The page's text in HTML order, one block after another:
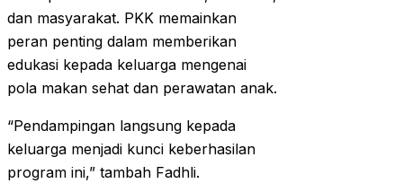
dan masyarakat. PKK memainkan
peran penting dalam memberikan
edukasi kepada keluarga mengenai
pola makan sehat dan perawatan anak.
“Pendampingan langsung kepada
keluarga menjadi kunci keberhasilan
program ini,” tambah Fadhli.